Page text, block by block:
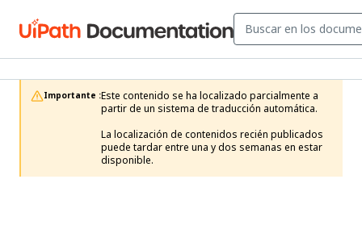
Importante :Este contenido se ha localizado parcialmente a
partir de un sistema de traducción automática.
La localización de contenidos recién publicados
puede tardar entre una y dos semanas en estar
disponible.